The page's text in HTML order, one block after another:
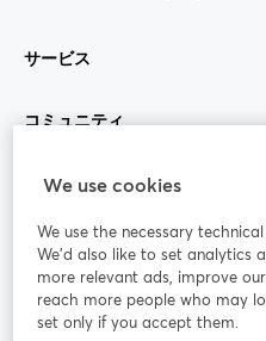
サービス
コミュニティ
StreamYard：
参加する
ライ
Facebook
We use cookies
We use the necessary
We'd also like to set analytics
more relevant ads, improve
reach more people who may
set only if you accept them.